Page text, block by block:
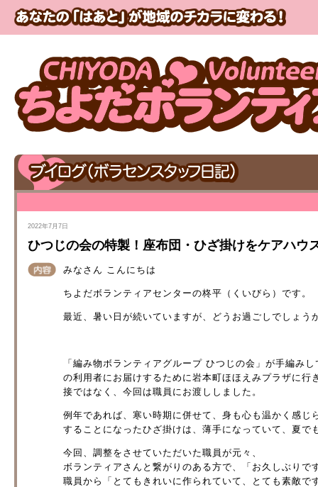
2022年7月7日
ひつじの会の特製！座布団・ひざ掛けをケアハウ
みなさん こんにちは
ちよだボランティアセンターの柊平（くいびら）です。
最近、暑い日が続いていますが、どうお過ごしでしょう
「編み物ボランティアグループ ひつじの会」が手編み
の利用者にお届けするために岩本町ほほえみプラザに
接ではなく、今回は職員にお渡ししました。
例年であれば、寒い時期に併せて、身も心も温かく感
することになったひざ掛けは、薄手になっていて、夏で
今回、調整をさせていただいた職員が元々、
ボランティアさんと繋がりのある方で、「お久しぶり
職員から「とてもきれいに作られていて、とても素敵で